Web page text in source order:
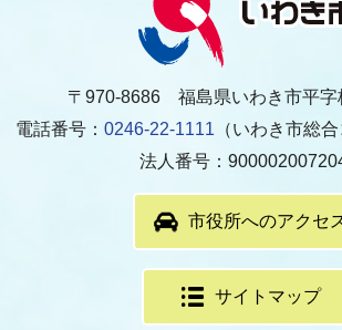
〒970-8686 福島県いわき市平字
電話番号： 0246-22-1111 （いわき市総
法人番号：
市役所へのアクセ
サイトマップ